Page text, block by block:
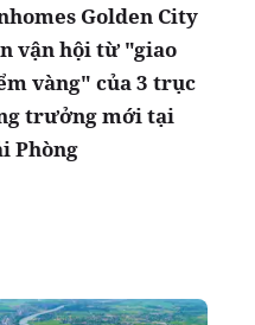
Golden City
vận hội từ "giao
vàng" của 3 trục
trưởng mới tại
Phòng